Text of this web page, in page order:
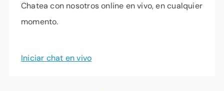
Chatea con nosotros online en vivo, en cualquier
momento.
Iniciar chat en vivo